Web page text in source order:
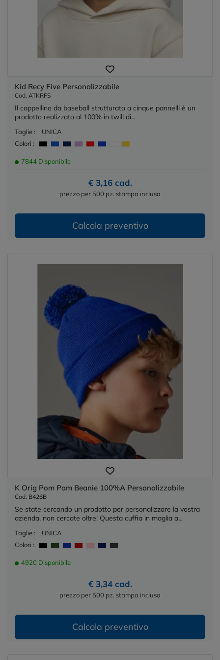
Kid Recy Five Personalizzabile
Cod. ATKRFS
Il cappellino da baseball strutturato a cinque pannelli è un
prodotto realizzato al 100% in twill di...
Taglie :
UNICA
Colori :
7844 Disponibile
€ 3,16 cad.
prezzo per 500 pz. stampa inclusa
Calcola preventivo
K Orig Pom Pom Beanie 100%A Personalizzabile
Cod. B426B
Se state cercando un prodotto per personalizzare la vostra
azienda, non cercate oltre! Questa cuffia in maglia a...
Taglie :
UNICA
Colori :
4920 Disponibile
€ 3,34 cad.
prezzo per 500 pz. stampa inclusa
Calcola preventivo